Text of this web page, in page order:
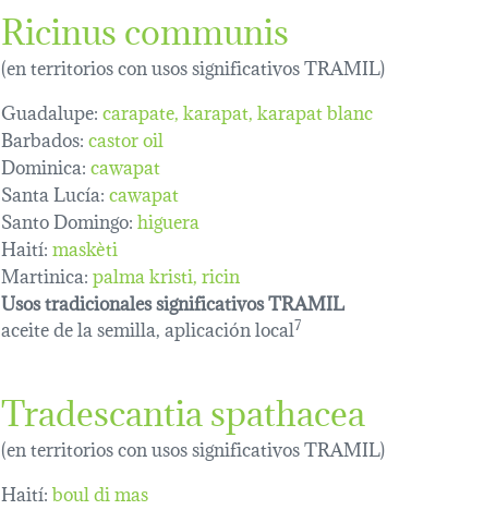
Ricinus communis
(en territorios con usos significativos TRAMIL)
Guadalupe:carapate karapat karapat blanc
Barbados:castor oil
Dominica:cawapat
Santa Lucía:cawapat
Santo Domingo:higuera
Haití:maskèti
Martinica:palma kristi ricin
Usos tradicionales significativos TRAMIL
aceite de la semilla, aplicación local7
Tradescantia spathacea
(en territorios con usos significativos TRAMIL)
Haití:boul di mas